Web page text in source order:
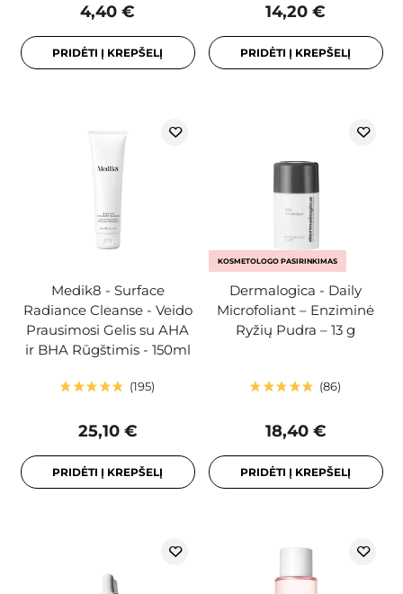
4,40 €
PRIDĖTI Į KREPŠELĮ
14,20 €
PRIDĖTI Į KREPŠELĮ
Medik8 - Surface
Radiance Cleanse - Veido
Prausimosi Gelis su AHA
ir BHA Rūgštimis - 150ml
195
25,10 €
PRIDĖTI Į KREPŠELĮ
KOSMETOLOGO PASIRINKIMAS
Dermalogica - Daily
Microfoliant – Enziminė
Ryžių Pudra – 13 g
86
18,40 €
PRIDĖTI Į KREPŠELĮ